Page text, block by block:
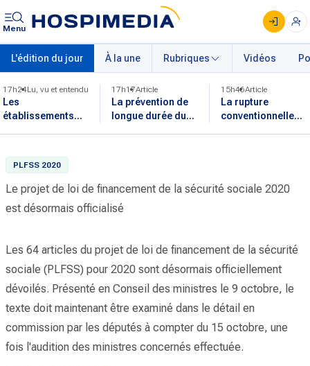
Menu
L'édition du jour À la une Rubriques Vidéos
17h24Lu, vu et entendu
Les
établissements
l'incendie en
Gironde
17h17Article
La prévention de
longue durée du
15h46Article
La rupture
conventionnelle
PLFSS 2020
Le projet de loi de financement de la sécurité sociale 2020
est désormais officialisé
Les 64 articles du projet de loi de financement de la sécurité
sociale (PLFSS) pour 2020 sont désormais officiellement
dévoilés. Présenté en Conseil des ministres le 9 octobre, le
texte doit maintenant être examiné dans le détail en
commission par les députés à compter du 15 octobre, une
fois l'audition des ministres concernés effectuée.